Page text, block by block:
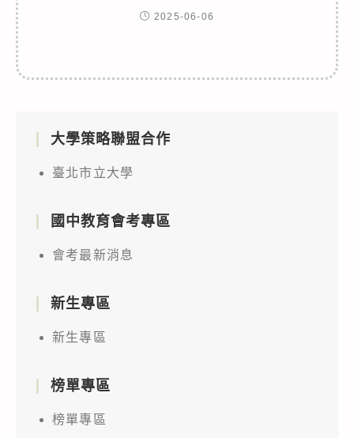
2025-06-06
大學策略聯盟合作
臺北市立大學
國中教育會考專區
會考最新消息
新生專區
新生專區
榜單專區
榜單專區